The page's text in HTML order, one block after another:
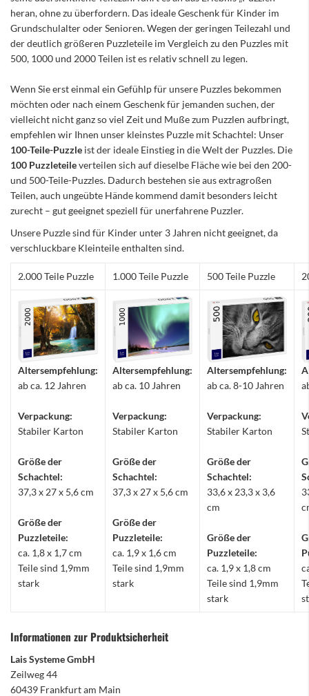
heran, ohne zu überfordern. Das ideale Geschenk für Kinder im
Grundschulalter oder Senioren. Wegen der geringen Teilezahl und
der deutlich größeren Puzzleteile im Vergleich zu den Puzzles mit
500, 1000 und 2000 Teilen ist es relativ schnell zu legen.
Wenn Sie erst einmal ein Gefühlp für unsere Puzzles bekommen
möchten oder nach einem Geschenk für jemanden suchen, der
vielleicht nicht ganz so viel Zeit und Muße zum Puzzlen aufbringt,
empfehlen wir Ihnen unser kleinstes Puzzle mit Schachtel: Unser
100-Teile-Puzzle ist der ideale Einstieg in die Welt der Puzzles. Die
100 Puzzleteileverteilen sich auf dieselbe Fläche wie bei den 200-
und 500-Teile-Puzzles. Dadurch bestehen sie aus extragroßen
Teilen, auch ungeübte Hände kommend damit besonders leicht
zurecht – gut geeignet speziell für unerfahrene Puzzler.
Unsere Puzzle sind für Kinder unter 3 Jahren nicht geeignet, da
verschluckbare Kleinteile enthalten sind.
2.000 Teile Puzzle 1.000 Teile Puzzle 500 Teile Puzzle
Altersempfehlung:
ab ca. 12 Jahren
Verpackung:
Stabiler Karton
Größe der
Schachtel:
37,3 x 27 x 5,6 cm
Größe der
Puzzleteile:
ca. 1,8 x 1,7 cm
Teile sind 1,9mm
stark
Altersempfehlung:
ab ca. 10 Jahren
Verpackung:
Stabiler Karton
Größe der
Schachtel:
37,3 x 27 x 5,6 cm
Größe der
Puzzleteile:
ca. 1,9 x 1,6 cm
Teile sind 1,9mm
stark
Altersempfehlung:
ab ca. 8-10 Jahren
Verpackung:
Stabiler Karton
Größe der
Schachtel:
33,6 x 23,3 x 3,6
cm
Größe der
Puzzleteile:
ca. 1,9 x 1,8 cm
Teile sind 1,9mm
stark
Informationen zur Produktsicherheit
Lais Systeme GmbH
Zeilweg 44
60439 Frankfurt am Main